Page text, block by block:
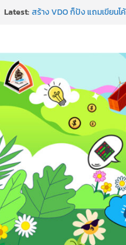
Latest:สร้าง VDO ก็ปัง แถมเขียน
พาธุรกิจท้องถิ่นสู่ตลาดโลก ด้
SMEs ยุคนี้ ถ้าไม่ใช้ AI ถือว่